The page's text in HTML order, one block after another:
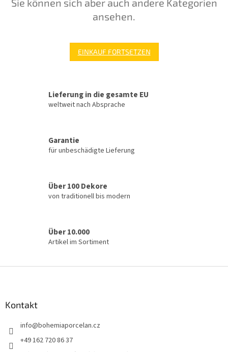
Sie können sich aber auch andere Kategorien
ansehen.
EINKAUF FORTSETZEN
Lieferung in die gesamte EU
weltweit nach Absprache
Garantie
für unbeschädigte Lieferung
Über 100 Dekore
von traditionell bis modern
Über 10.000
Artikel im Sortiment
Kontakt
info@bohemiaporcelan.cz
+49 162 720 86 37